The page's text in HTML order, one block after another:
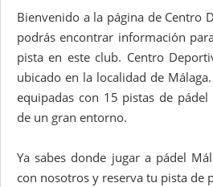
Bienvenido a la página de Centro
podrás encontrar información
pista en este club. Centro
ubicado en la localidad de
equipadas con 15 pistas de
de un gran entorno.
Ya sabes donde jugar a pádel
con nosotros y reserva tu pista de